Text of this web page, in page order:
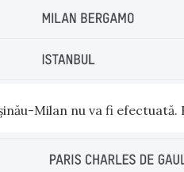
Milan nu va fi